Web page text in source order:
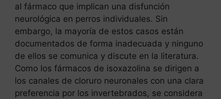
al fármaco que implican una disfunción
neurológica en perros individuales. Sin
embargo, la mayoría de estos casos están
documentados de forma inadecuada y ninguno
de ellos se comunica y discute en la literatura.
Como los fármacos de isoxazolina se dirigen a
los canales de cloruro neuronales con una clara
preferencia por los invertebrados, se considera